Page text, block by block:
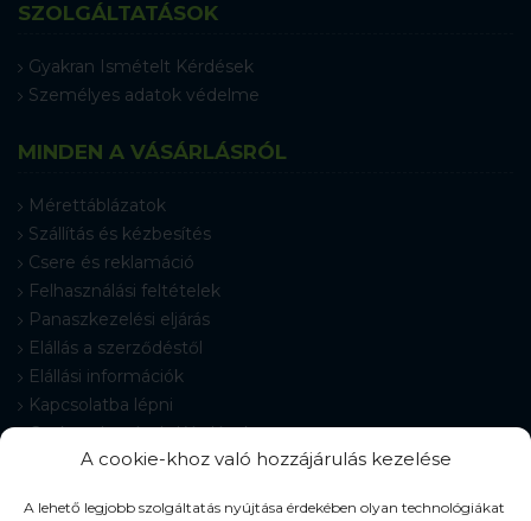
A cookie-khoz való hozzájárulás kezelése
A lehető legjobb szolgáltatás nyújtása érdekében olyan technológiákat
SZOLGÁLTATÁSOK
Gyakran Ismételt Kérdések
Személyes adatok védelme
MINDEN A VÁSÁRLÁSRÓL
Mérettáblázatok
Szállítás és kézbesítés
Csere és reklamáció
Felhasználási feltételek
Panaszkezelési eljárás
Elállás a szerződéstől
Elállási információk
Kapcsolatba lépni
Gyakran Ismételt Kérdések
Cookie-beállítások